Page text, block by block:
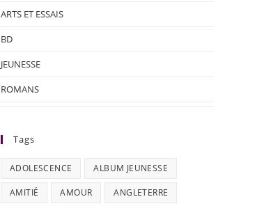
ARTS ET ESSAIS
BD
JEUNESSE
ROMANS
Tags
ADOLESCENCE ALBUM JEUNESSE
AMITIÉ AMOUR ANGLETERRE